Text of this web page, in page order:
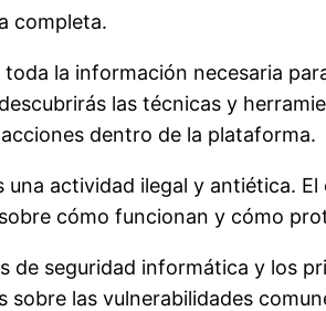
completa.
la información necesaria
las técnicas y
dentro de la plataforma.
actividad ilegal y antiética.
cómo funcionan y cómo
de seguridad informática y los
las vulnerabilidades